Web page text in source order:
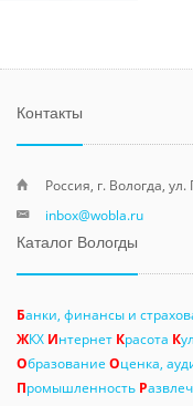
Контакты
Россия, г. Вологда,
inbox@wobla.ru
Каталог Вологды
Банки, финансы и
ЖКХ Интернет Красота К
Образование Оценка,
Промышленность Р